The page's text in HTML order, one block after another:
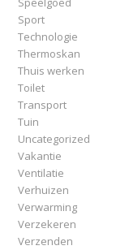
Sport
Technologie
Thermoskan
Thuis werken
Toilet
Transport
Tuin
Uncategorized
Vakantie
Ventilatie
Verhuizen
Verwarming
Verzekeren
Verzenden